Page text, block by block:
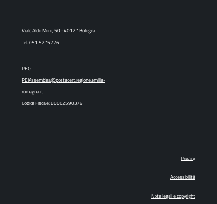
Viale Aldo Moro, 50 - 40127 Bologna
Tel. 051 5275226
PEC:
PEIAssemblea@postacert.regione.emilia-
romagna.it
Codice Fiscale: 80062590379
Privacy
Accessibilità
Note legali e copyright